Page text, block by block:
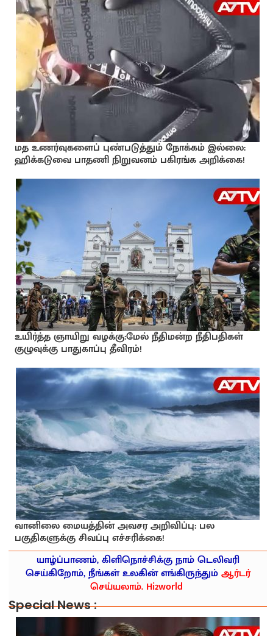
மத உணர்வுகளைப் புண்படுத்தும் நோக்கம் இல்லை:
ஹிக்கடுவை பாதணி நிறுவனம் பகிரங்க அறிக்கை!
உயிர்த்த ஞாயிறு வழக்கு:மேல் நீதிமன்ற நீதிபதிகள்
குழுவுக்கு பாதுகாப்பு தீவிரம்!
வானிலை மையத்தின் அவசர அறிவிப்பு: பல
பகுதிகளுக்கு சிவப்பு எச்சரிக்கை!
யாழ்ப்பாணம், கிளிநொச்சிக்கு நாம் டெலிவரி
செய்கிறோம், நீங்கள் உலகின் எங்கிருந்தும்ஆர்டர்
செய்யலாம். Hi2world
Special News :